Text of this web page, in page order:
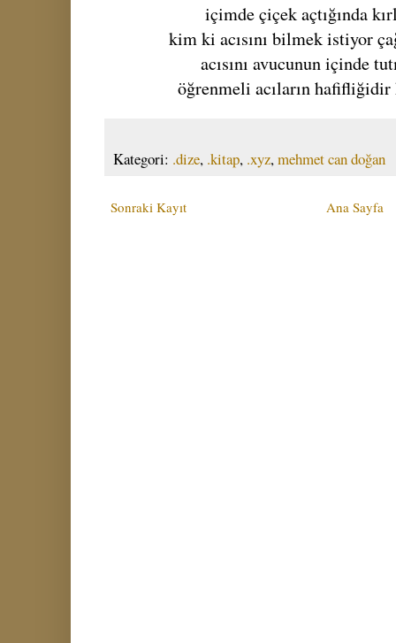
içimde çiçek açtığında
kim ki acısını bilmek istiyor
acısını avucunun içinde
öğrenmeli acıların hafifliğidir
Kategori: .dize, .kitap, .xyz,mehmet can doğan
Sonraki Kayıt Ana Sayfa